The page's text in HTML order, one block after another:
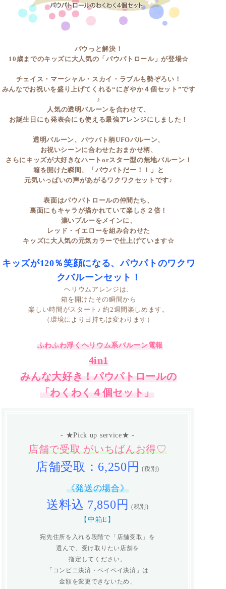
パウっと解決！
10歳までのキッズに大人気の「パウパトロール」が登場☆
チェイス・マーシャル・スカイ・ラブルも勢ぞろい！
みんなでお祝いを盛り上げてくれる“にぎやか４個セット”です
♪
人気の透明バルーンを合わせて、
お誕生日にも発表会にも使える最強アレンジにしました！
透明バルーン、パウパト柄UFOバルーン、
お祝いシーンに合わせたおまかせ柄、
さらにキッズが大好きなハートorスター型の無地バルーン！
箱を開けた瞬間、「パウパトだー！！」と
元気いっぱいの声があがるワクワクセットです♪
表面はパウパトロールの仲間たち、
裏面にもキャラが描かれていて楽しさ２倍！
濃いブルーをメインに、
レッド・イエローを組み合わせた
キッズに大人気の元気カラーで仕上げています☆
キッズが120％笑顔になる、パウパトのワクワ
クバルーンセット！
ヘリウムアレンジは、
箱を開けたその瞬間から
楽しい時間がスタート♪ 約2週間楽しめます。
（環境により日持ちは変わります）
ふわふわ浮くヘリウム系バルーン電報
4in1
みんな大好き！パウパトロールの
「わくわく４個セット」
- ★Pick up service★ -
店舗で受取 がいちばんお得♡
店舗受取：6,250円 (税別)
《発送の場合》
送料込 7,850円 (税別)
【中箱E】
宛先住所を入れる段階で「店舗受取」を
選んで、受け取りたい店舗を
指定してください。
「コンビニ決済・ペイペイ決済」は
金額を変更できないため、